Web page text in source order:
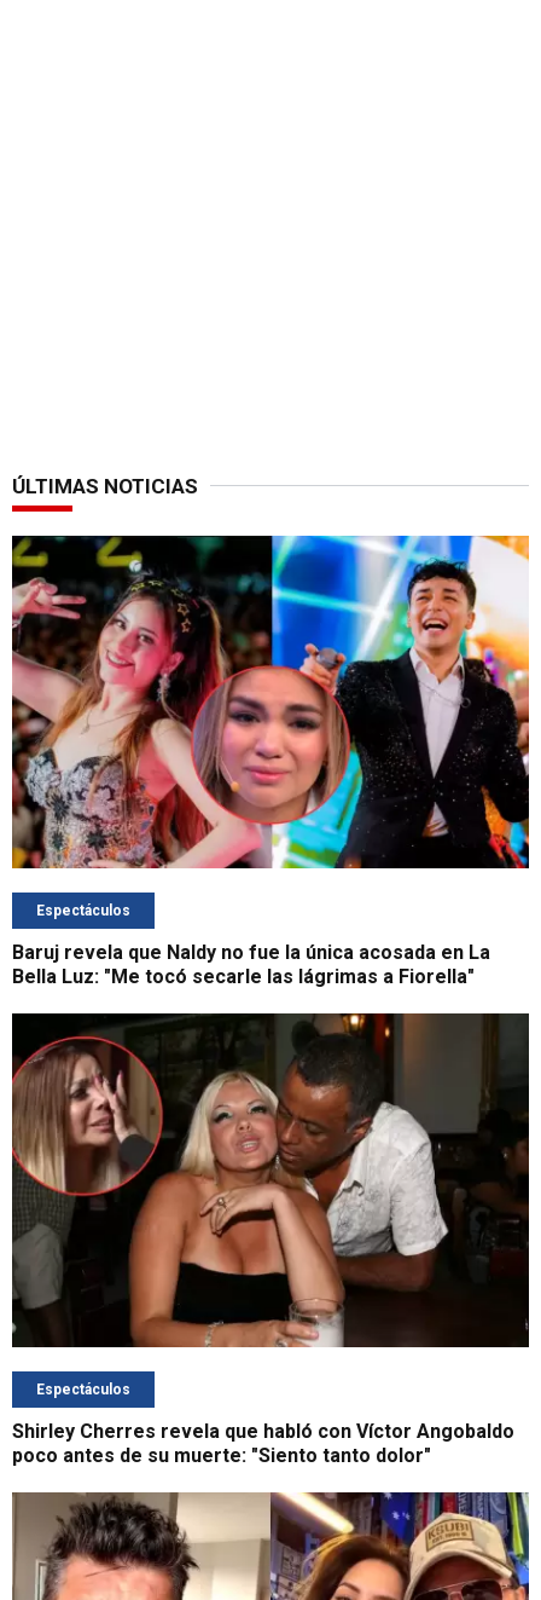
ÚLTIMAS NOTICIAS
Espectáculos
Baruj revela que Naldy no fue la única acosada en La
Bella Luz: "Me tocó secarle las lágrimas a Fiorella"
Espectáculos
Shirley Cherres revela que habló con Víctor Angobaldo
poco antes de su muerte: "Siento tanto dolor"